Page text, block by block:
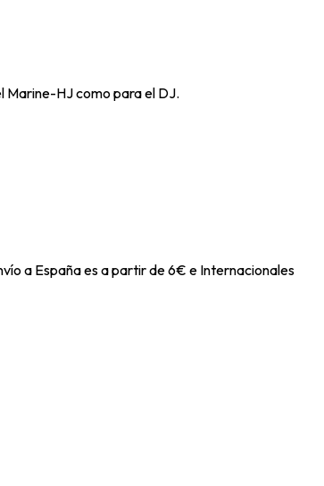
Marine-HJ como para el DJ.
a España es a partir de 6€ e Internacionales